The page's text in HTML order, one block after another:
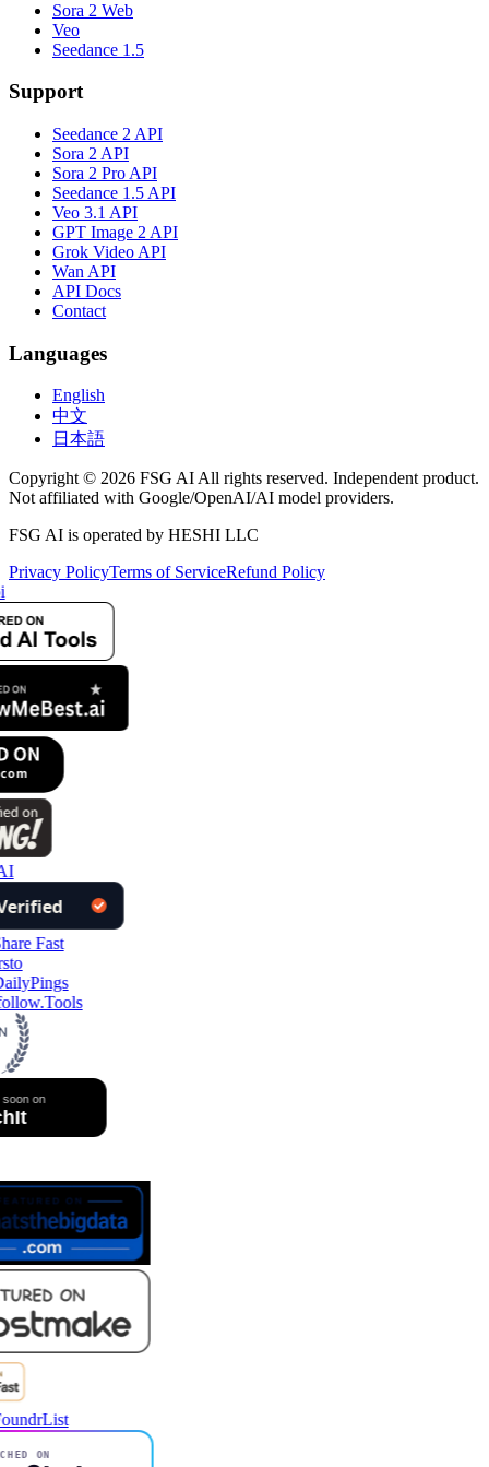
Sora 2 Web
Veo
Seedance 1.5
Support
Seedance 2 API
Sora 2 API
Sora 2 Pro API
Seedance 1.5 API
Veo 3.1 API
GPT Image 2 API
Grok Video API
Wan API
API Docs
Contact
Languages
English
中文
日本語
Copyright © 2026 FSG AI All rights reserved. Independent product.
Not affiliated with Google/OpenAI/AI model providers.
FSG AI is operated by HESHI LLC
Privacy PolicyTerms of ServiceRefund Policy
ON